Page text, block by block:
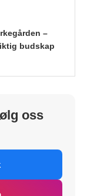
–
budskap
oss